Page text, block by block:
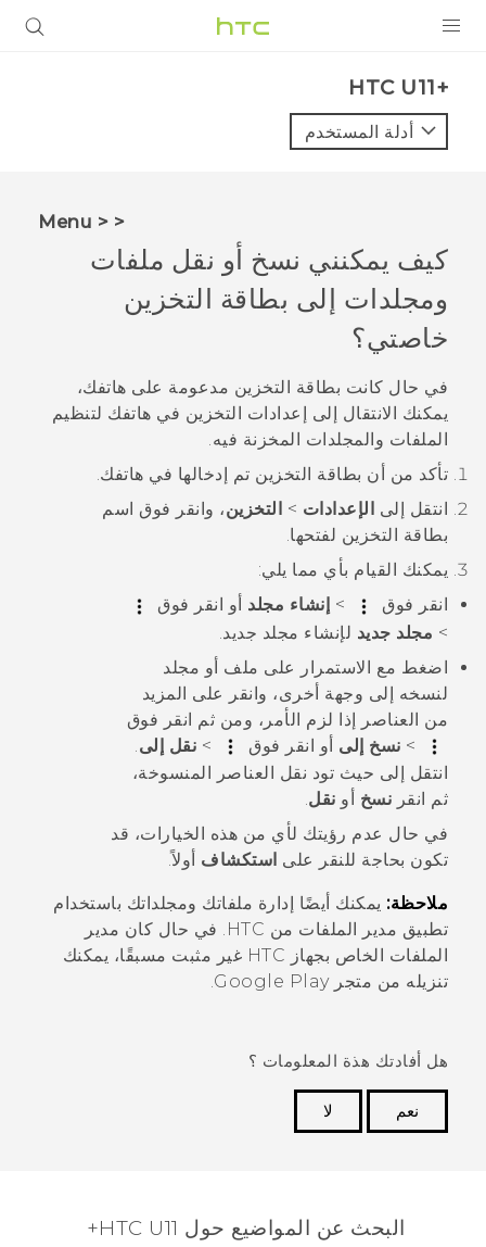
VIVE
VIVERSE
البرامج + التطبيقات
الدعم
أجهزة HTC والملحقات
HTC U11+‎
أدلة المستخدم
< < Menu
كيف يمكنني نسخ أو نقل ملفات
ومجلدات إلى بطاقة التخزين
خاصتي؟
في حال كانت بطاقة التخزين مدعومة على هاتفك،
يمكنك الانتقال إلى إعدادات التخزين في هاتفك لتنظيم
الملفات والمجلدات المخزنة فيه.
تأكد من أن بطاقة التخزين تم إدخالها في هاتفك.
انتقل إلى
الإعدادات > التخزين، وانقر فوق اسم
بطاقة التخزين لفتحها.
يمكنك القيام بأي مما يلي:
انقر فوق
> إنشاء مجلد أو انقر فوق
> مجلد جديد لإنشاء مجلد جديد.
اضغط مع الاستمرار على ملف أو مجلد
لنسخه إلى وجهة أخرى، وانقر على المزيد
من العناصر إذا لزم الأمر، ومن ثم انقر فوق
> نسخ إلى أو انقر فوق > نقل إلى
انتقل إلى حيث تود نقل العناصر المنسوخة،
ثم انقر نسخ أو نقل.
في حال عدم رؤيتك لأي من هذه الخيارات، قد
تكون بحاجة للنقر على استكشاف أولاً.
ملاحظة: يمكنك أيضًا إدارة ملفاتك ومجلداتك باستخدام
تطبيق مدير الملفات من HTC. في حال كان
مدير
الملفات
الخاص بجهاز HTC غير مثبت مسبقًا، يمكنك
تنزيله من متجر Google Play .
هل أفادتك هذة المعلومات ؟
نعم
لا
البحث عن المواضيع حول HTC U11+